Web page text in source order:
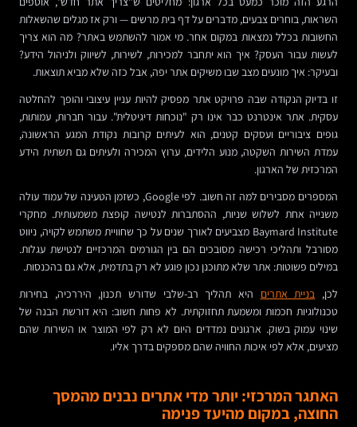
השראות, בוחרים צבעים, מדברים על דף בית מרשים — ורק אז מגלים שהשאלות
החשובות בכלל נמצאות במקום אחר. מי אמור להשתמש באתר? מה הוא צריך
לעשות עבור העסק? איך הוא יתחבר למכירות, לשירות, לשיווק ולניהול הידע?
ובעיקר: איך מונעים מצב שבו משיקים אתר יפה, אבל כזה שלא מביא תוצאות.
זו בדיוק הנקודה שבה פרויקט אתר מפסיק להיות עניין עיצובי והופך להחלטה
עסקית. אתר אינטרנט כבר אינו רק "נוכחות דיגיטלית". עבור חברות, עמותות,
גופים ציבוריים ועסקים קטנים, הוא לעיתים קרובות נקודת המגע הראשונה,
עמדת השירות השקטה, מנוע הלידים, ערוץ המכירה ולעיתים גם תשתית הידע
המרכזית של הארגון.
המספרים מסבירים למה זה חשוב. לפי Google, כשזמן הטעינה של עמוד עולה
משנייה אחת לשלוש שניות, ההסתברות לנטישה קופצת משמעותית. מחקרי
Baymard Institute מצביעים לאורך שנים על כך שחוויית משתמש לקויה, ניווט
מסורבל ותהליכי רכישה מסובכים הם בין הגורמים המרכזיים לנטישת עגלות.
במילים פשוטות: אתר שלא מתוכנן נכון פוגע לא רק בתדמית, אלא גם בהכנסות.
לכן, בניית אתרים היא תהליך רב-שלבי שדורש תכנון, היררכיה, בחירות
טכנולוגיות חכמות ומשמעת תחזוקתית. לא פחות חשוב: היא דורשת הבנה של
שינוי עמוק בשוק. ארגונים נמדדים היום לא רק לפי המוצר או השירות שהם
מציעים, אלא לפי איכות החוויה שהם מספקים בדרך אליו.
האתגר המרכזי: יותר מדי אתרים נבנים מהמסך
החוצה, במקום מהיעד פנימה